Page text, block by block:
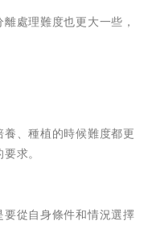
處理難度也更大一些，
、種植的時候難度都更
求。
從自身條件和情況選擇